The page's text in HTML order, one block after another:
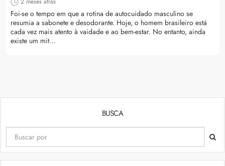
Foi-se o tempo em que a rotina de autocuidado masculino se
resumia a sabonete e desodorante. Hoje, o homem brasileiro está
cada vez mais atento à vaidade e ao bem-estar. No entanto, ainda
existe um mit…
BUSCA